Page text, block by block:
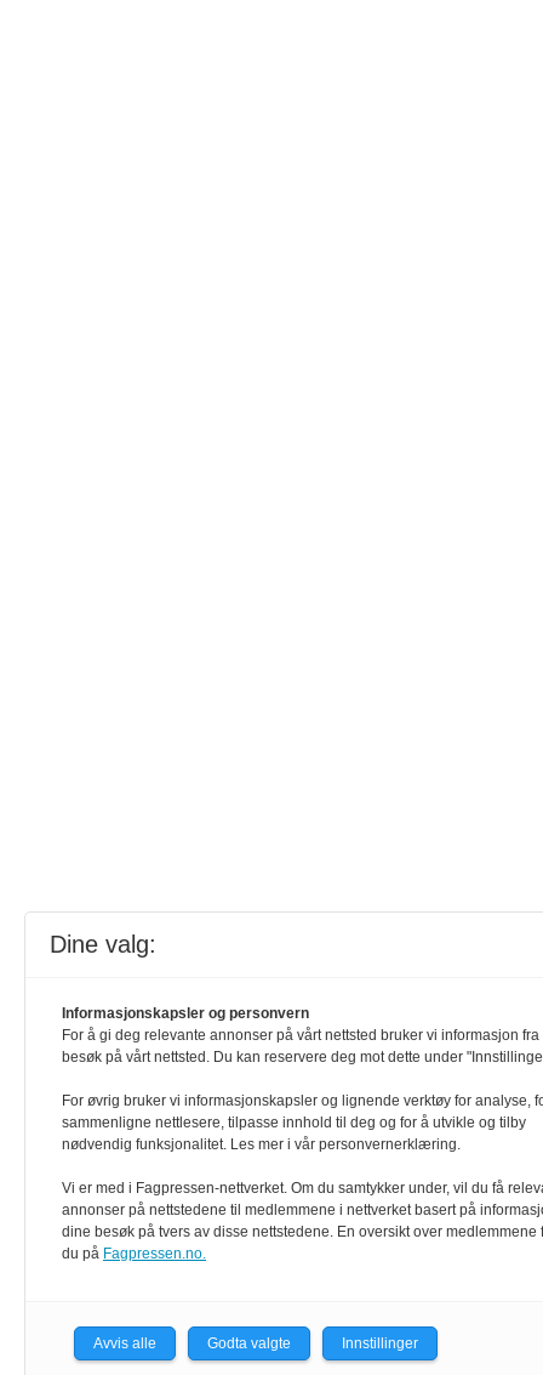
Dine valg:
Informasjonskapsler og personvern
For å gi deg relevante annonser på vårt nettsted bruker vi informasjon fra
besøk på vårt nettsted. Du kan reservere deg mot dette under
For øvrig bruker vi informasjonskapsler og lignende verktøy for analyse,
sammenligne nettlesere, tilpasse innhold til deg og for å utvikle og tilby
nødvendig funksjonalitet. Les mer i vår personvernerklæring.
Vi er med i Fagpressen-nettverket. Om du samtykker under, vil du få
annonser på nettstedene til medlemmene i nettverket basert på
dine besøk på tvers av disse nettstedene. En oversikt over medlemmene
du på Fagpressen.no.
Avvis alle Godta valgte Innstillinger